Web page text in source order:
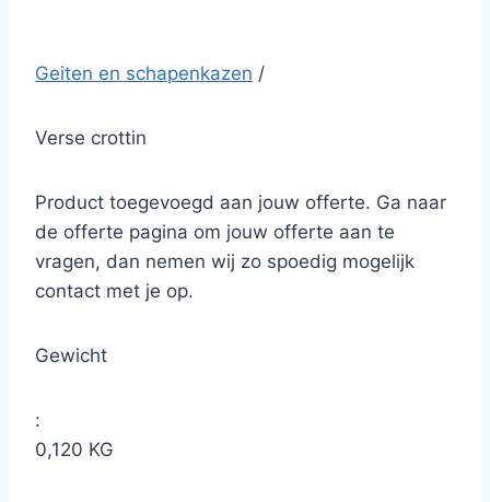
Geiten en schapenkazen /
Verse crottin
Product toegevoegd aan jouw offerte. Ga naar
de offerte pagina om jouw offerte aan te
vragen, dan nemen wij zo spoedig mogelijk
contact met je op.
Gewicht
:
0,120 KG